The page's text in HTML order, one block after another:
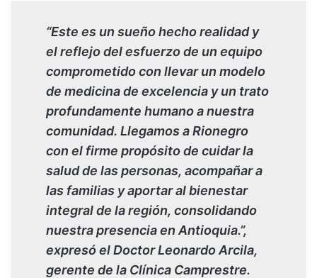
“Este es un sueño hecho realidad y
el reflejo del esfuerzo de un equipo
comprometido con llevar un modelo
de medicina de excelencia y un trato
profundamente humano a nuestra
comunidad. Llegamos a Rionegro
con el firme propósito de cuidar la
salud de las personas, acompañar a
las familias y aportar al bienestar
integral de la región, consolidando
nuestra presencia en Antioquia.”,
expresó el Doctor Leonardo Arcila,
gerente de la Clínica Camprestre.